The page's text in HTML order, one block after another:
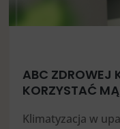
ABC ZDROWEJ
KORZYSTAĆ
Klimatyzacja w